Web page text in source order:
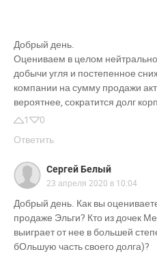
Добрый день.
Оцениваем в целом
добычи угля и постепенное
компании на сумму продажи
вероятнее, сократится долг
1
0
Ответить
Сергей Белый
23 апреля 2020 в 10:04
Добрый день. Как вы
продаже Эльги? Кто из дочек
выиграет от нее в большей
бОльшую часть своего долга)?